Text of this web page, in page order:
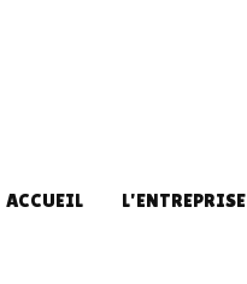
ACCUEIL L'ENTREPRISE